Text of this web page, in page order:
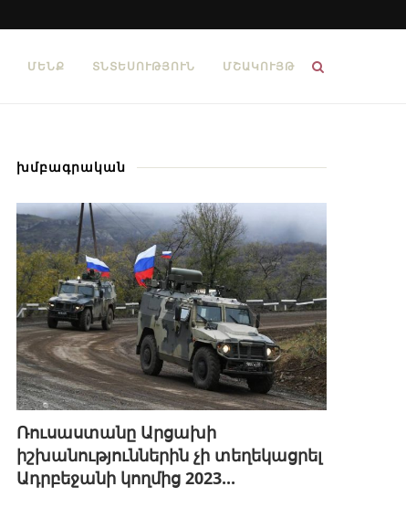
ՄԵՆՔ ՏՆՏԵՍՈՒԹՅՈՒՆ ՄՇԱԿՈՒՅԹ
խմբագրական
Ռուսաստանը Արցախի
իշխանություններին չի տեղեկացրել
Ադրբեջանի կողմից 2023...